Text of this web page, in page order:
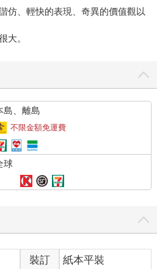
仿、輕快的表現、奇異的價值觀以
大。
島、離島
不限金額免運費
球
裝訂
紙本平裝